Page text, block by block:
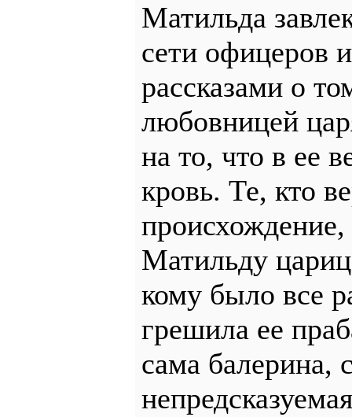
Матильда
сети офицеров
рассказами о
любовницей
на то, что в ее
кровь. Те, кто
Матильду
кому было все
грешила ее
сама балерина,